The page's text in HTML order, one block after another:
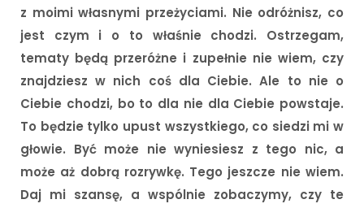
z moimi własnymi przeżyciami. Nie odróżnisz, co
jest czym i o to właśnie chodzi. Ostrzegam,
tematy będą przeróżne i zupełnie nie wiem, czy
znajdziesz w nich coś dla Ciebie. Ale to nie o
Ciebie chodzi, bo to dla nie dla Ciebie powstaje.
To będzie tylko upust wszystkiego, co siedzi mi w
głowie. Być może nie wyniesiesz z tego nic, a
może aż dobrą rozrywkę. Tego jeszcze nie wiem.
Daj mi szansę, a wspólnie zobaczymy, czy te